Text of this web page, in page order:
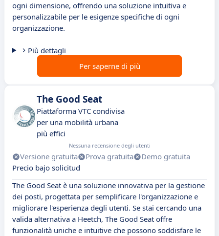
ogni dimensione, offrendo una soluzione intuitiva e
personalizzabile per le esigenze specifiche di ogni
organizzazione.
Più dettagli
Per saperne di più
The Good Seat
Piattaforma VTC condivisa
per una mobilità urbana
più effici
Nessuna recensione degli utenti
Versione gratuita Prova gratuita
Demo gratuita
Precio bajo solicitud
The Good Seat è una soluzione innovativa per la gestione
dei posti, progettata per semplificare l'organizzazione e
migliorare l'esperienza degli utenti. Se stai cercando una
valida alternativa a Heetch, The Good Seat offre
funzionalità uniche e intuitive che possono soddisfare le